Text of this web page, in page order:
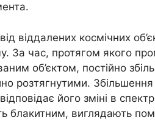
віддалених космічних
За час, протягом якого
об’єктом, постійно
розтягнутими.
його зміні в
блакитним, виглядають